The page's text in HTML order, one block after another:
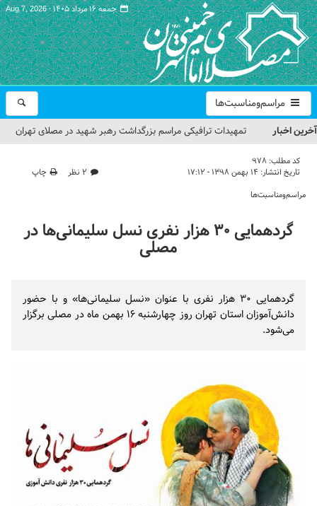
جمعه ۱۶ مرداد ۱۴۰۵ - Aug 7, 2026
مراسم‌ومناسبت‌ها
آخرین اخبار
تمهیدات ترافیکی مراسم بزرگداشت رهبر شهید در مصلای تهران
حجت‌الاسلام حاج علی‌اکبری؛ خطیب این هفته نماز جمعه تهران
معظم انقلاب
گزارش تصویری| مراسم نماز بر پیکر امام شهید انقلاب اسلامی ایران
کد مطلب: 978
تاریخ انتشار: ۱۴ بهمن ۱۳۹۸ - ۱۷:۱۲ ۲ نظر
چاپ
مراسم‌ومناسبت‌ها
گردهمایی ۳۰ هزار نفری نسل سلیمانی‌ها در
مصلی
گردهمایی ۳۰ هزار نفری با عنوان «نسل سلیمانی‌ها» و با حضور
دانش‌آموزان استان تهران روز چهارشنبه ۱۶ بهمن‌ ماه در مصلی برگزار
می‌شود.